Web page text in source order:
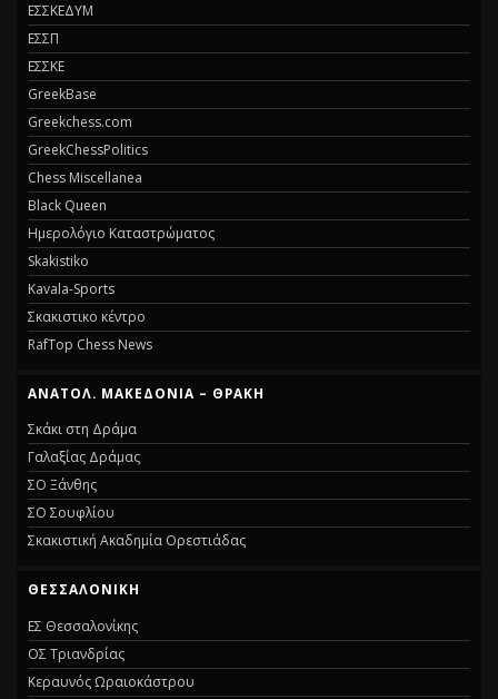
ΕΣΣΚΕΔΥΜ
ΕΣΣΠ
ΕΣΣΚΕ
GreekBase
Greekchess.com
GreekChessPolitics
Chess Miscellanea
Black Queen
Ημερολόγιο Καταστρώματος
Skakistiko
Kavala-Sports
Σκακιστικο κέντρο
RafTop Chess News
ΑΝΑΤΟΛ. ΜΑΚΕΔΟΝΙΑ – ΘΡΑΚΗ
Σκάκι στη Δράμα
Γαλαξίας Δράμας
ΣΟ Ξάνθης
ΣΟ Σουφλίου
Σκακιστική Ακαδημία Ορεστιάδας
ΘΕΣΣΑΛΟΝΙΚΗ
ΕΣ Θεσσαλονίκης
ΟΣ Τριανδρίας
Κεραυνός Ωραιοκάστρου